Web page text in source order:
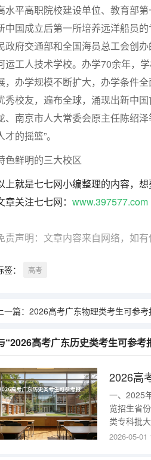
水平高职院校建设单位、教育部
中国成立后第一所培养远洋船员
政府交通部和全国海员总工会创
运工人技术学校。办学70余年，
，办学规模不断扩大，办学条件
秀校友，遍布全球，涌现出新中
、南京市人大常委会原主任陈绍
才的摇篮”。
色鲜明的三大校区
上就是七七网小编整理的内容，
章关注七七网： www.397577.com
责声明：文章内容来自网络，如有
签： 高考
上一篇： 2026高考广东物理类考生可参考报上海济光职业技术学院的
“2026高考广东历史类考生可参
一、2025
览招生省
类专科批
商务(校本
2026-05-01